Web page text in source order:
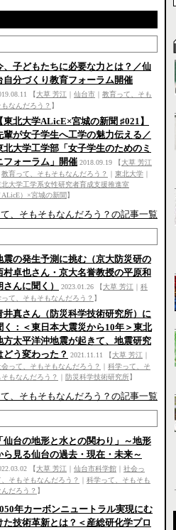
、子どもたちに必要な力とは？／仙
自分づくり教育フォーラム開催
【大草 芳江 仙台市
教育って、そも
もなんだろう？ 】
【東北大学ALicE×宮城の新聞 ♯021】
輩が女子学生へ工学の魅力伝える／
北大学工学部「女子学生のためのミ
フォーラム」開催 2018.09.19 【大草 芳江
教育って、そもそもなんだろう？ 東北大学
北大学工学系女性研究者育成支援推進室
ALicE）×宮城の新聞】
て、そもそもなんだろう？の記事一覧
震の発生予測に挑む（京大防災研の
村卓也さん・京大名誉教授の平原和
さんに聞く）
2023.01.26 【大草 芳江
科
って、そもそもなんだろう？ 】
井真さん（防災科学技術研究所）に
く：＜東日本大震災から10年＞東北
方太平洋沖地震が起きて、地震研究
どう変わった？ 2021.11.11 【大草 芳江
会って、そもそもなんだろう？
科学って、そ
そもなんだろう？
防災科学技術研究所】
て、そもそもなんだろう？の記事一覧
「仙台の地形と水との関わり」～地形
ら見る仙台の過去・現在・未来～
【大草 芳江 仙台市科学館
社会っ
、そもそもなんだろう？
科学って、そもそも
んだろう？ 】
年カーボンニュートラル実現にむ
た技術革新とは？＜産総研化学プロ